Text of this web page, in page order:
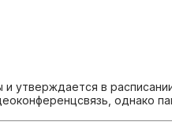
утверждается в
однако